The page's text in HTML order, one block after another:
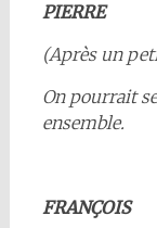
PIERRE
(Après un
On pourrait
ensemble.
FRANÇOIS